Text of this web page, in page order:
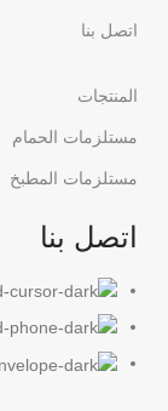
اتصل بنا
المنتجات
مستلزمات الحمام
مستلزمات المطبخ
اتصل بنا